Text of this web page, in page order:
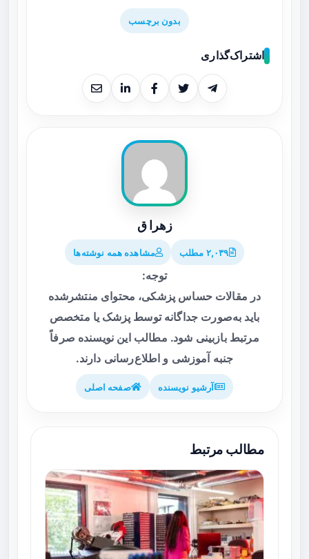
بدون برچسب
اشتراک‌گذاری
زهرا ق
۲,۰۳۹ مطلب مشاهده همه نوشته‌ها
توجه:
در مقالات حساس پزشکی، محتوای منتشرشده
باید به‌صورت جداگانه توسط پزشک یا متخصص
مرتبط بازبینی شود. مطالب این نویسنده صرفاً
جنبه آموزشی و اطلاع‌رسانی دارند.
آرشیو نویسنده صفحه اصلی
مطالب مرتبط